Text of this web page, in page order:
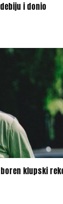
i donio
klupski